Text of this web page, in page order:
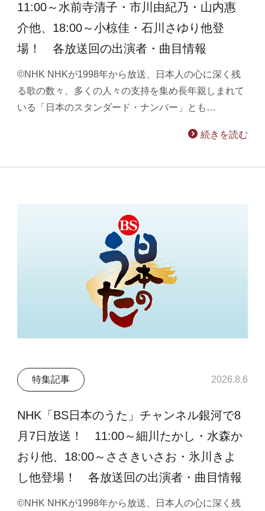
11:00～水前寺清子・市川由紀乃・山内惠
介他、18:00～小椋佳・石川さゆり他登
場！ 各放送回の出演者・曲目情報
©NHK NHKが1998年から放送、日本人の心に深く残
る歌の数々、多くの人々の支持を集め長年親しまれて
いる「日本のスタンダード・ナンバー」とも…
続きを読む
特集記事 2026.8.6
NHK「BS日本のうた」チャンネル銀河で8
月7日放送！ 11:00～細川たかし・水森か
おり他、18:00～ささきいさお・氷川きよ
し他登場！ 各放送回の出演者・曲目情報
©NHK NHKが1998年から放送、日本人の心に深く残